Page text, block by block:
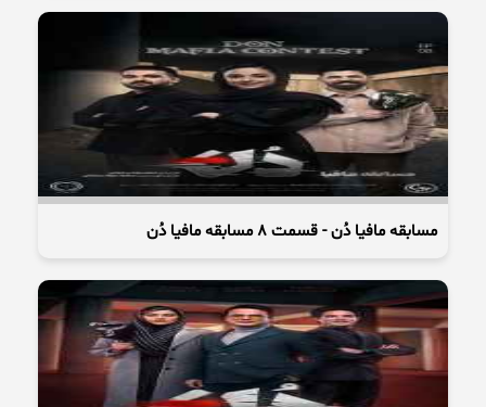
مسابقه مافیا دُن - قسمت 8 مسابقه مافیا دُن